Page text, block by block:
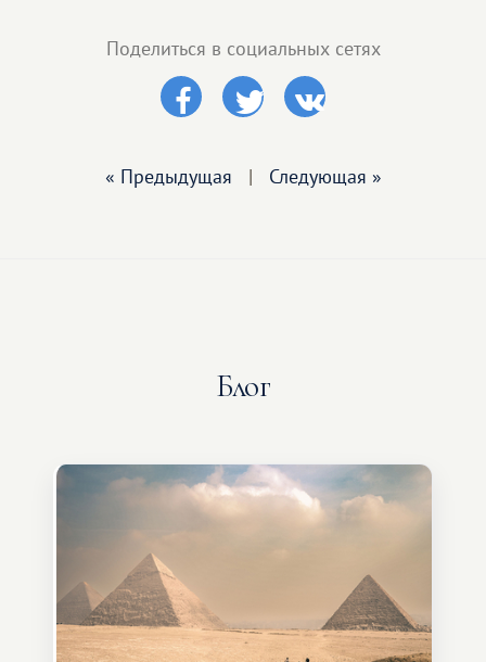
Поделиться в социальных сетях
« Предыдущая | Следующая »
Блог